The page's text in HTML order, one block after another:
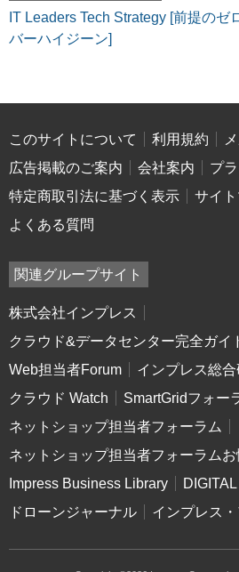
IT Leaders Tech Strategy [前提のゼ
バーハイジーン]
このサイトについて 利用規約
広告掲載のご案内
会社案内
プ
特定商取引法に基づく表示
サイ
よくある質問
関連グループサイト
株式会社インプレス
クラウド&データセンター完全ガイ
Web担当者Forum
インプレス総
クラウド Watch
SmartGridフォー
ネットショップ担当者フォーラム
ネットショップ担当者フォーラム
Impress Business Library
DIGITAL
ドローンジャーナル
インプレス